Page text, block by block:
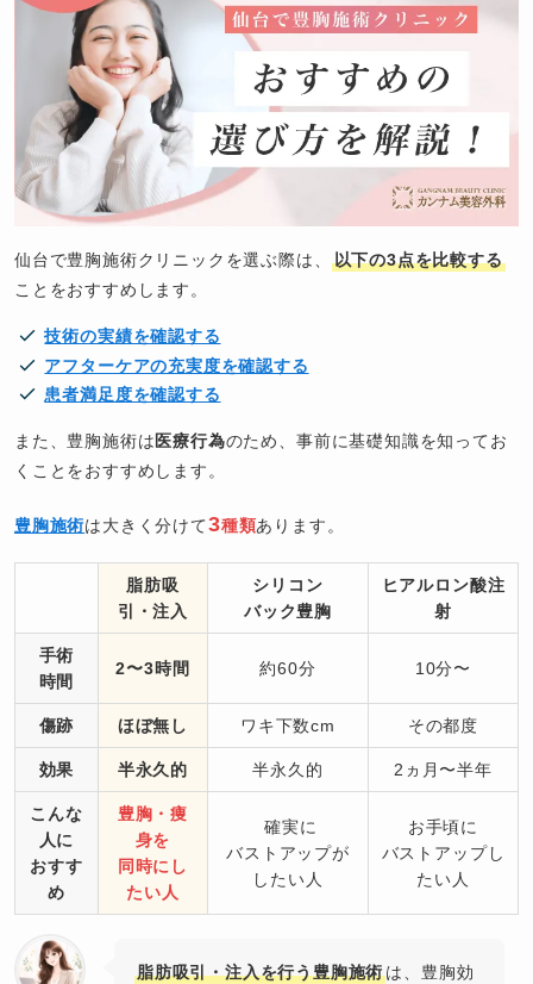
仙台で豊胸施術クリニックを選ぶ際は、
以下の3点を比較する
ことをおすすめします。
技術の実績を確認する
アフターケアの充実度を確認する
患者満足度を確認する
また、豊胸施術は医療行為のため、事前に基礎知識を知ってお
くことをおすすめします。
豊胸施術は大きく分けて3種類あります。
脂肪吸
引・注入
シリコン
バック豊胸
ヒアルロン酸注
射
手術
時間
2〜3時間 約60分 10分〜
傷跡 ほぼ無し ワキ下数cm その都度
効果 半永久的 半永久的 2ヵ月〜半年
こんな
人に
おすす
め
豊胸・痩
身を
同時にし
たい人
確実に
バストアップが
したい人
お手頃に
バストアップし
たい人
脂肪吸引・注入を行う豊胸施術は、豊胸効